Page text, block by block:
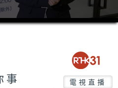
事 電視直播